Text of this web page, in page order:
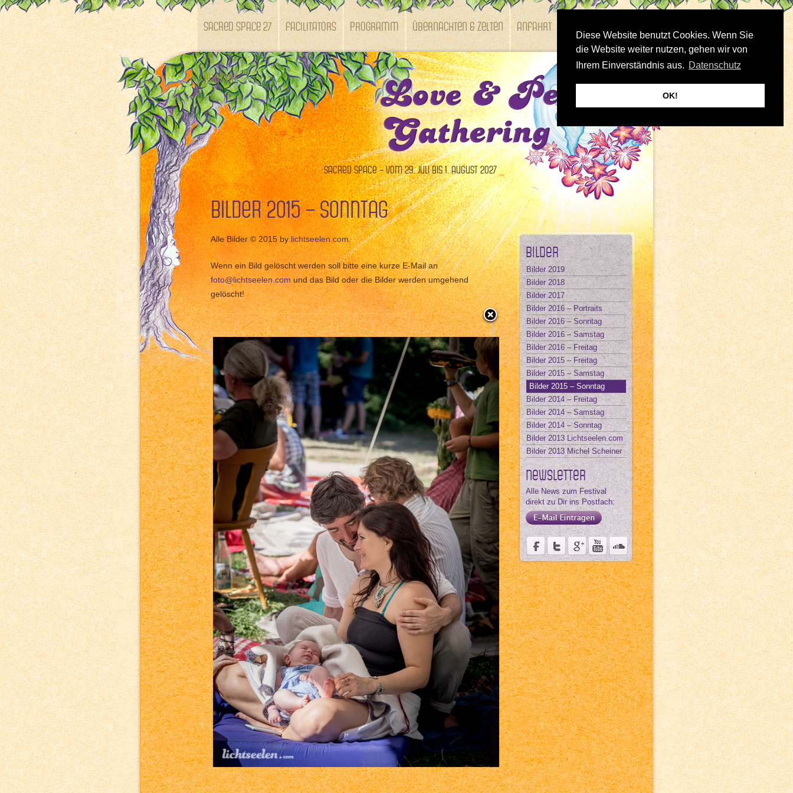
Diese Website benutzt Cookies. Wenn Sie
die Website weiter nutzen, gehen wir von
Ihrem Einverständnis aus. Datenschutz
OK!
SACRED SPACE 27 Facilitators Programm Übernachten & Zelten Anfahrt Bilder
Kontakt
Sacred Space – vom 29. Juli bis 1. August 2027
Bilder 2015 – Sonntag
Alle Bilder © 2015 bylichtseelen.com.
Wenn ein Bild gelöscht werden soll bitte eine kurze E-Mail an
foto@lichtseelen.comund das Bild oder die Bilder werden umgehend
gelöscht!
Bilder
Bilder 2019
Bilder 2018
Bilder 2017
Bilder 2016 – Portraits
Bilder 2016 – Sonntag
Bilder 2016 – Samstag
Bilder 2016 – Freitag
Bilder 2015 – Freitag
Bilder 2015 – Samstag
Bilder 2015 – Sonntag
Bilder 2014 – Freitag
Bilder 2014 – Samstag
Bilder 2014 – Sonntag
Bilder 2013 Lichtseelen.com
Bilder 2013 Michel Scheiner
Newsletter
Alle News zum Festival
direkt zu Dir ins Postfach: